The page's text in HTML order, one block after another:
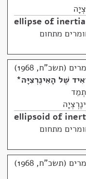
ellipse of inertia
מתחום
(תשכ"ח, 1968)
שֶׁל הָאִינֶרְצִיָּה*
ellipsoid of
מתחום
(תשכ"ח, 1968)